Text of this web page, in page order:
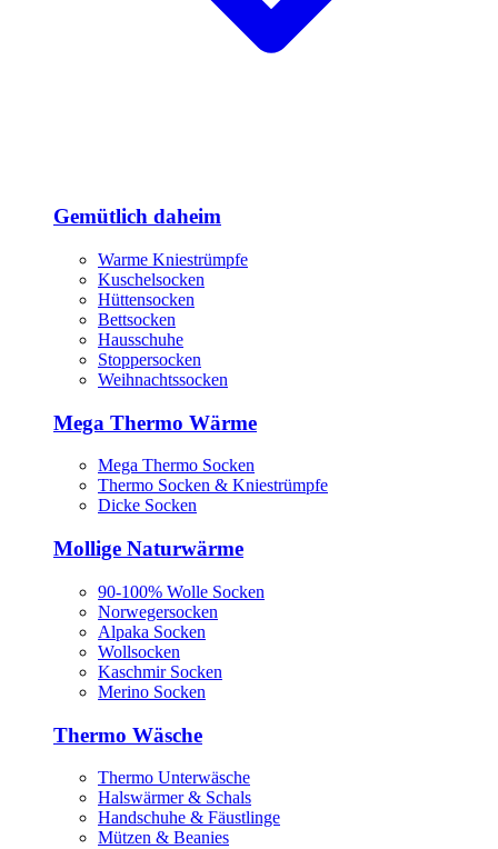
Gemütlich daheim
Warme Kniestrümpfe
Kuschelsocken
Hüttensocken
Bettsocken
Hausschuhe
Stoppersocken
Weihnachtssocken
Mega Thermo Wärme
Mega Thermo Socken
Thermo Socken & Kniestrümpfe
Dicke Socken
Mollige Naturwärme
90-100% Wolle Socken
Norwegersocken
Alpaka Socken
Wollsocken
Kaschmir Socken
Merino Socken
Thermo Wäsche
Thermo Unterwäsche
Halswärmer & Schals
Handschuhe & Fäustlinge
Mützen & Beanies